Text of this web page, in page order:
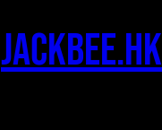
jackbee.hk